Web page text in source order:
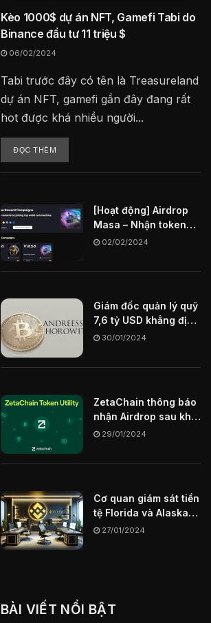
Kèo 1000$ dự án NFT, Gamefi Tabi do
Binance đầu tư 11 triệu $
06/02/2024
Tabi trước đây có tên là Treasureland
dự án NFT, gamefi gần đây đang rất
hot được khá nhiều người...
ĐỌC THÊM
[Hoạt động] Airdrop
Masa – Nhận token
MASA miễn phí
02/02/2024
Giám đốc quản lý quỹ
7,6 tỷ USD khẳng định
Blockchain sẽ là chìa
30/01/2024
ZetaChain thông báo
nhận Airdrop sau khi
mainnet ngày
29/01/2024
Cơ quan giám sát tiền
tệ Florida và Alaska
hạn chế sàn giao dịch
27/01/2024
BÀI VIẾT NỔI BẬT